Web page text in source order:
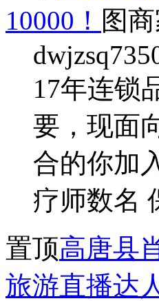
10000！ 图
17年连锁
要，现面
合的你加
疗师数名
置顶高唐县
旅游直播达